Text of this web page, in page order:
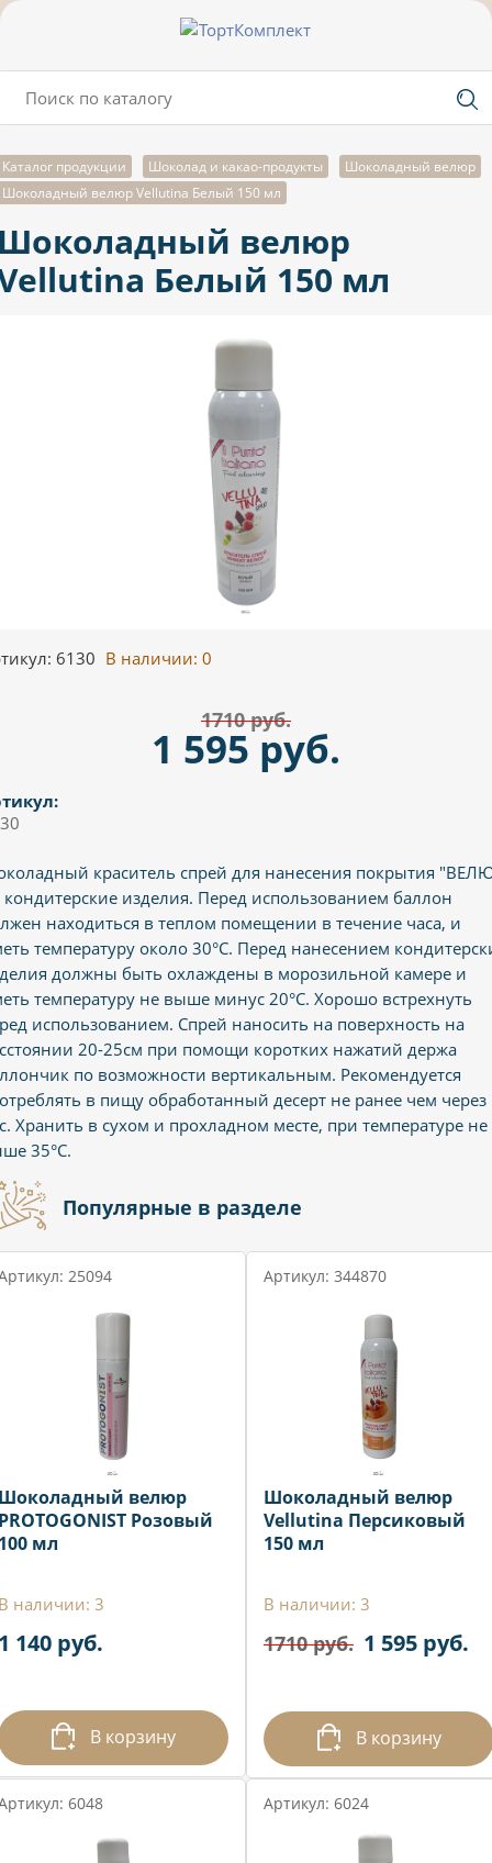
Каталог продукции Шоколад и какао-продукты
Шоколадный велюр
Шоколадный велюр Vellutina Белый 150 мл
велюр
Белый 150 мл
6130 В наличии: 0
1710 руб.
1 595 руб.
краситель спрей для нанесения покрытия
кондитерские изделия. Перед использованием баллон
находиться в теплом помещении в течение часа, и
температуру около 30°С. Перед нанесением
должны быть охлаждены в морозильной камере и
температуру не выше минус 20°С. Хорошо встрехнуть
использованием. Спрей наносить на поверхность на
20-25см при помощи коротких нажатий держа
по возможности вертикальным. Рекомендуется
в пищу обработанный десерт не ранее чем через
Хранить в сухом и прохладном месте, при температуре не
35°С.
Популярные в разделе
25094
велюр
Розовый
мл
наличии: 3
140 руб.
В корзину
Артикул: 344870
Шоколадный велюр
Vellutina Персиковый
150 мл
В наличии: 3
1710 руб. 1 595 руб.
В корзину
6048 Артикул: 6024